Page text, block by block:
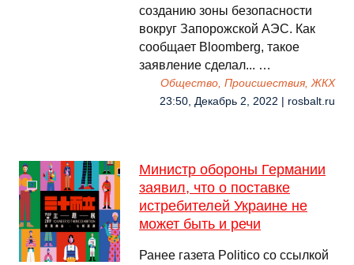
созданию зоны безопасности
вокруг Запорожской АЭС. Как
сообщает Bloomberg, такое
заявление сделал... …
Общество, Происшествия, ЖКХ
23:50, Декабрь 2, 2022 | rosbalt.ru
Министр обороны Германии
заявил, что о поставке
истребителей Украине не
может быть и речи
Ранее газета Politico со ссылкой